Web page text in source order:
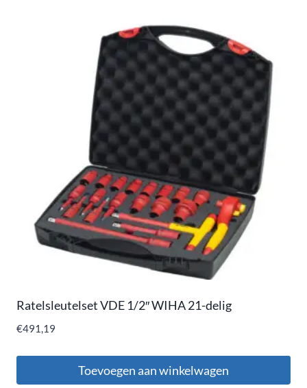
Ratelsleutelset VDE 1/2″ WIHA 21-delig
€491,19
Toevoegen aan winkelwagen